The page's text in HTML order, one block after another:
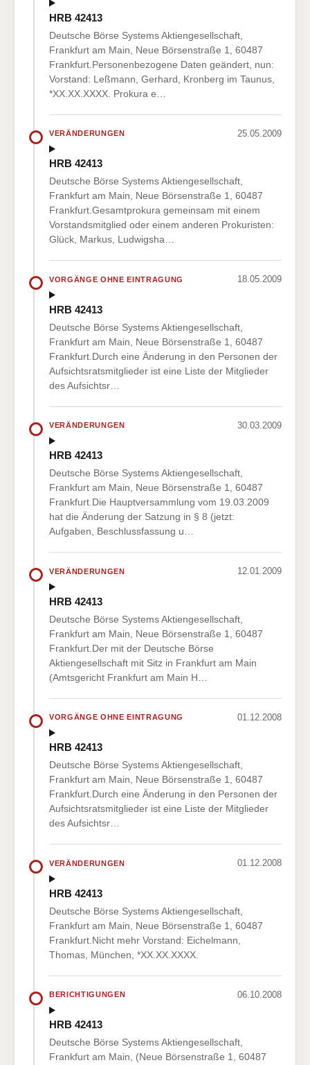
HRB 42413
Deutsche Börse Systems Aktiengesellschaft,
Frankfurt am Main, Neue Börsenstraße 1, 60487
Frankfurt.Personenbezogene Daten geändert, nun:
Vorstand: Leßmann, Gerhard, Kronberg im Taunus,
*XX.XX.XXXX. Prokura e…
VERÄNDERUNGEN 25.05.2009
HRB 42413
Deutsche Börse Systems Aktiengesellschaft,
Frankfurt am Main, Neue Börsenstraße 1, 60487
Frankfurt.Gesamtprokura gemeinsam mit einem
Vorstandsmitglied oder einem anderen Prokuristen:
Glück, Markus, Ludwigsha…
VORGÄNGE OHNE EINTRAGUNG 18.05.2009
HRB 42413
Deutsche Börse Systems Aktiengesellschaft,
Frankfurt am Main, Neue Börsenstraße 1, 60487
Frankfurt.Durch eine Änderung in den Personen der
Aufsichtsratsmitglieder ist eine Liste der Mitglieder
des Aufsichtsr…
VERÄNDERUNGEN 30.03.2009
HRB 42413
Deutsche Börse Systems Aktiengesellschaft,
Frankfurt am Main, Neue Börsenstraße 1, 60487
Frankfurt.Die Hauptversammlung vom 19.03.2009
hat die Änderung der Satzung in § 8 (jetzt:
Aufgaben, Beschlussfassung u…
VERÄNDERUNGEN 12.01.2009
HRB 42413
Deutsche Börse Systems Aktiengesellschaft,
Frankfurt am Main, Neue Börsenstraße 1, 60487
Frankfurt.Der mit der Deutsche Börse
Aktiengesellschaft mit Sitz in Frankfurt am Main
(Amtsgericht Frankfurt am Main H…
VORGÄNGE OHNE EINTRAGUNG 01.12.2008
HRB 42413
Deutsche Börse Systems Aktiengesellschaft,
Frankfurt am Main, Neue Börsenstraße 1, 60487
Frankfurt.Durch eine Änderung in den Personen der
Aufsichtsratsmitglieder ist eine Liste der Mitglieder
des Aufsichtsr…
VERÄNDERUNGEN 01.12.2008
HRB 42413
Deutsche Börse Systems Aktiengesellschaft,
Frankfurt am Main, Neue Börsenstraße 1, 60487
Frankfurt.Nicht mehr Vorstand: Eichelmann,
Thomas, München, *XX.XX.XXXX.
BERICHTIGUNGEN 06.10.2008
HRB 42413
Deutsche Börse Systems Aktiengesellschaft,
Frankfurt am Main, (Neue Börsenstraße 1, 60487